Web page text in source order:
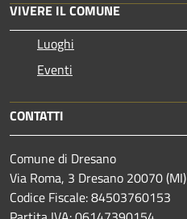
VIVERE IL COMUNE
Luoghi
Eventi
CONTATTI
Comune di Dresano
Via Roma, 3 Dresano 20070 (MI)
Codice Fiscale: 84503760153